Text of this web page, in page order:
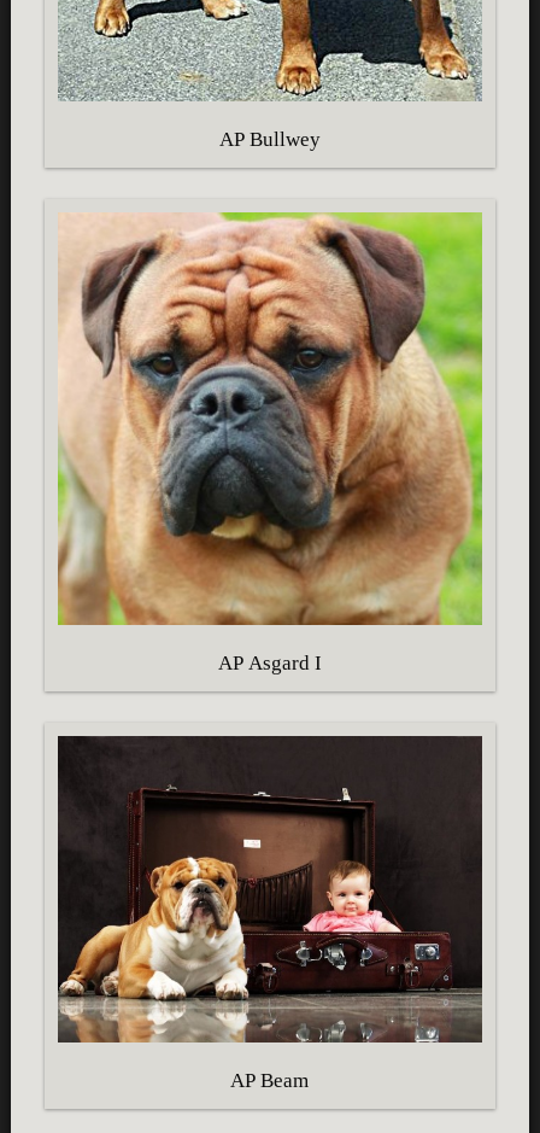
AP Bullwey
AP Asgard I
AP Beam